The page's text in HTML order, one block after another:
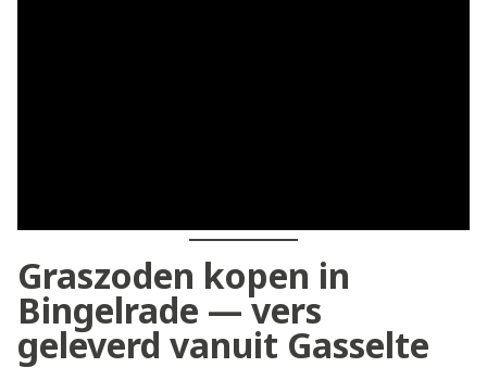
Graszoden kopen in
Bingelrade — vers
geleverd vanuit Gasselte